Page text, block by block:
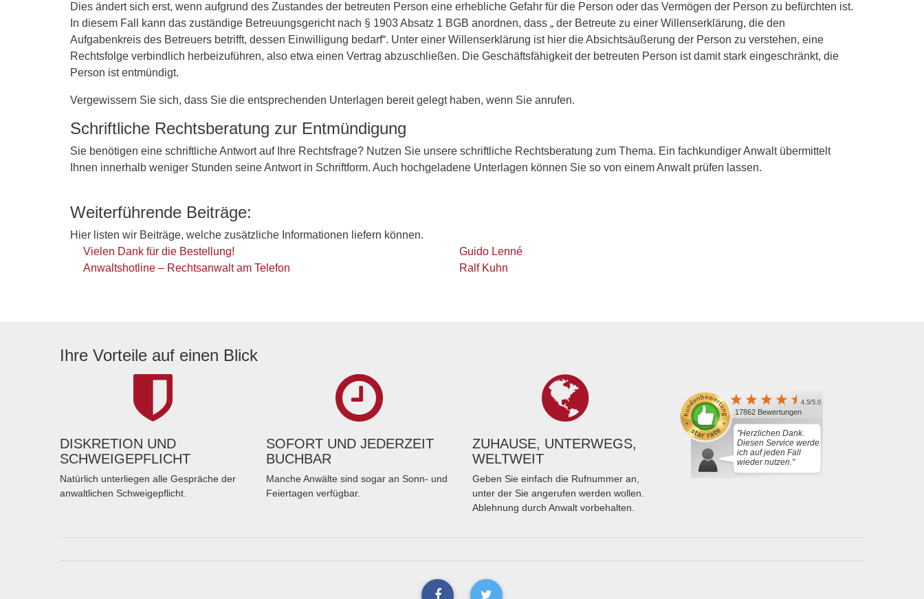
Dies ändert sich erst, wenn aufgrund des Zustandes der betreuten Person eine erhebliche Gefahr für die Person oder das Vermögen der Person zu befürchten ist.
In diesem Fall kann das zuständige Betreuungsgericht nach § 1903 Absatz 1 BGB anordnen, dass „ der Betreute zu einer Willenserklärung, die den
Aufgabenkreis des Betreuers betrifft, dessen Einwilligung bedarf“. Unter einer Willenserklärung ist hier die Absichtsäußerung der Person zu verstehen, eine
Rechtsfolge verbindlich herbeizuführen, also etwa einen Vertrag abzuschließen. Die Geschäftsfähigkeit der betreuten Person ist damit stark eingeschränkt, die
Person ist entmündigt.
Vergewissern Sie sich, dass Sie die entsprechenden Unterlagen bereit gelegt haben, wenn Sie anrufen.
Schriftliche Rechtsberatung zur Entmündigung
Sie benötigen eine schriftliche Antwort auf Ihre Rechtsfrage? Nutzen Sie unsere schriftliche Rechtsberatung zum Thema. Ein fachkundiger Anwalt übermittelt
Ihnen innerhalb weniger Stunden seine Antwort in Schriftform. Auch hochgeladene Unterlagen können Sie so von einem Anwalt prüfen lassen.
Weiterführende Beiträge:
Hier listen wir Beiträge, welche zusätzliche Informationen liefern können.
Vielen Dank für die Bestellung!
Anwaltshotline – Rechtsanwalt am Telefon
Guido Lenné
Ralf Kuhn
Ihre Vorteile auf einen Blick
DISKRETION UND
SCHWEIGEPFLICHT
Natürlich unterliegen alle Gespräche der
anwaltlichen Schweigepflicht.
SOFORT UND JEDERZEIT
BUCHBAR
Manche Anwälte sind sogar an Sonn- und
Feiertagen verfügbar.
ZUHAUSE, UNTERWEGS,
WELTWEIT
Geben Sie einfach die Rufnummer an,
unter der Sie angerufen werden wollen.
Ablehnung durch Anwalt vorbehalten.
4.5/5.0
17862 Bewertungen
"Herzlichen Dank.
Diesen Service werde
ich auf jeden Fall
wieder nutzen."